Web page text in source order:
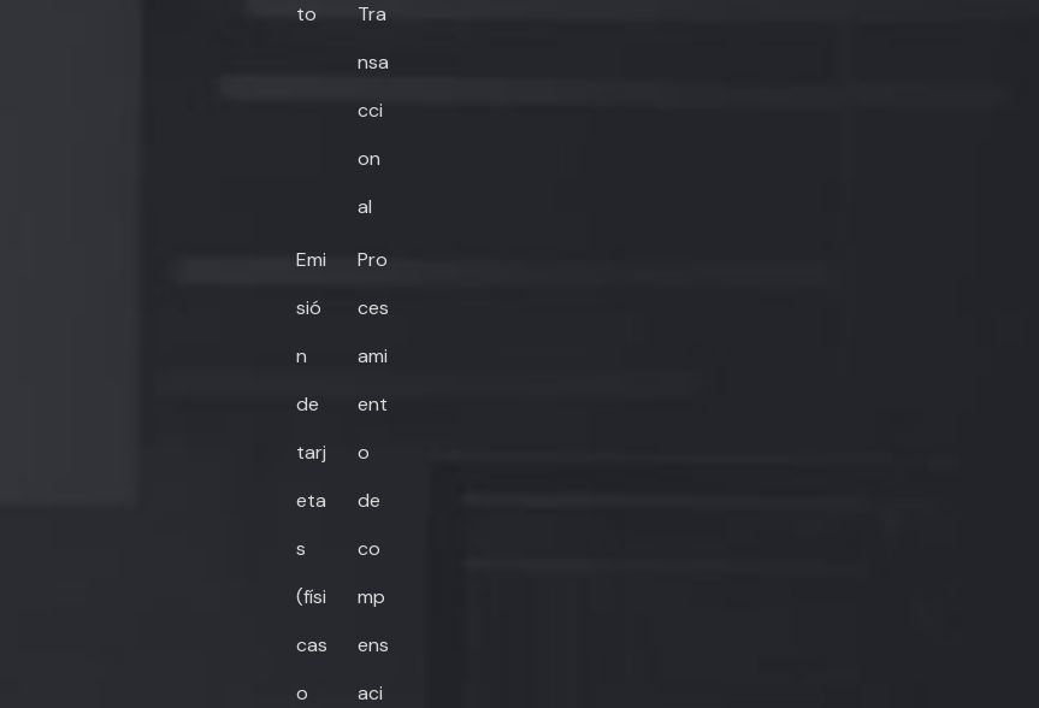
to
Tra
nsa
cci
on
al
Emi
sió
n
de
tarj
eta
s
(físi
cas
o
Pro
ces
ami
ent
o
de
co
mp
ens
aci